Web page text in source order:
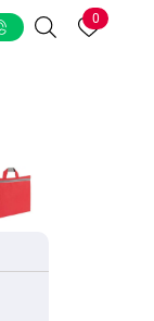
Поиск
0